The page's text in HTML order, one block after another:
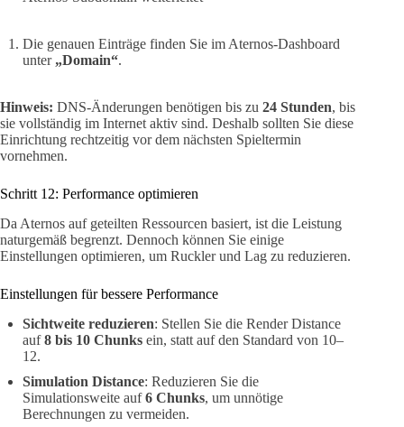
Die genauen Einträge finden Sie im Aternos-Dashboard
unter „Domain“.
Hinweis: DNS-Änderungen benötigen bis zu 24 Stunden, bis
sie vollständig im Internet aktiv sind. Deshalb sollten Sie diese
Einrichtung rechtzeitig vor dem nächsten Spieltermin
vornehmen.
Schritt 12: Performance optimieren
Da Aternos auf geteilten Ressourcen basiert, ist die Leistung
naturgemäß begrenzt. Dennoch können Sie einige
Einstellungen optimieren, um Ruckler und Lag zu reduzieren.
Einstellungen für bessere Performance
Sichtweite reduzieren: Stellen Sie die Render Distance
auf8 bis 10 Chunks ein, statt auf den Standard von 10–
12.
Simulation Distance: Reduzieren Sie die
Simulationsweite auf6 Chunks, um unnötige
Berechnungen zu vermeiden.